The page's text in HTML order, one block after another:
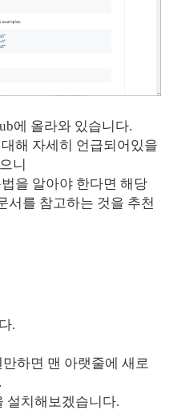
에 올라와 있습니다.
해 자세히 언급되어있을
니
을 알아야 한다면 해당
서를 참고하는 것을 추천
.
하면 맨 아랫줄에 새로
설치해보겠습니다.